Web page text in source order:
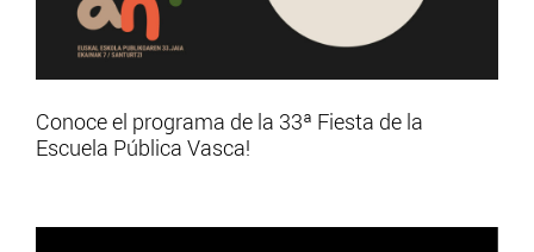
Conoce el programa de la 33ª Fiesta de la
Escuela Pública Vasca!